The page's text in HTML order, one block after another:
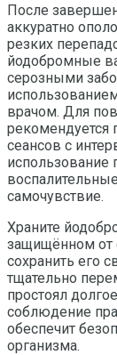
После
аккуратно
резких
йодобромные
серозными
врачом. Для
рекомендуется
сеансов с
использование
самочувствие.
Храните
защищённом от
сохранить его
тщательно
простоял
соблюдение
обеспечит
организма.